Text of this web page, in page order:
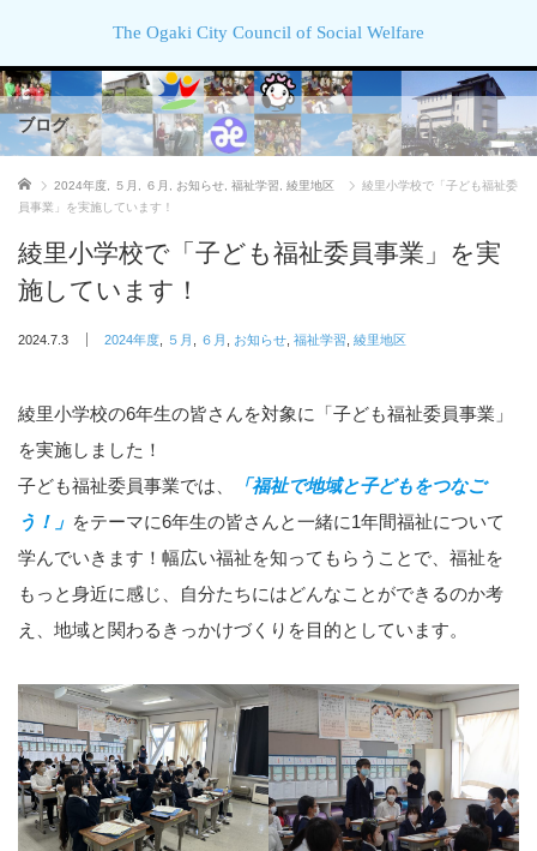
The Ogaki City Council of Social Welfare
ブログ
ホーム 2024年度 ５月 ６月 お知らせ 福祉学習 綾里地区
綾里小学校で「子ども福祉委
員事業」を実施しています！
綾里小学校で「子ども福祉委員事業」を実
施しています！
2024.7.3 2024年度 ５月 ６月 お知らせ 福祉学習 綾里地区
綾里小学校の6年生の皆さんを対象に「子ども福祉委員事業」
を実施しました！
子ども福祉委員事業では、
「福祉で地域と子どもをつなご
う！」 をテーマに6年生の皆さんと一緒に1年間福祉について
学んでいきます！幅広い福祉を知ってもらうことで、福祉を
もっと身近に感じ、自分たちにはどんなことができるのか考
え、地域と関わるきっかけづくりを目的としています。